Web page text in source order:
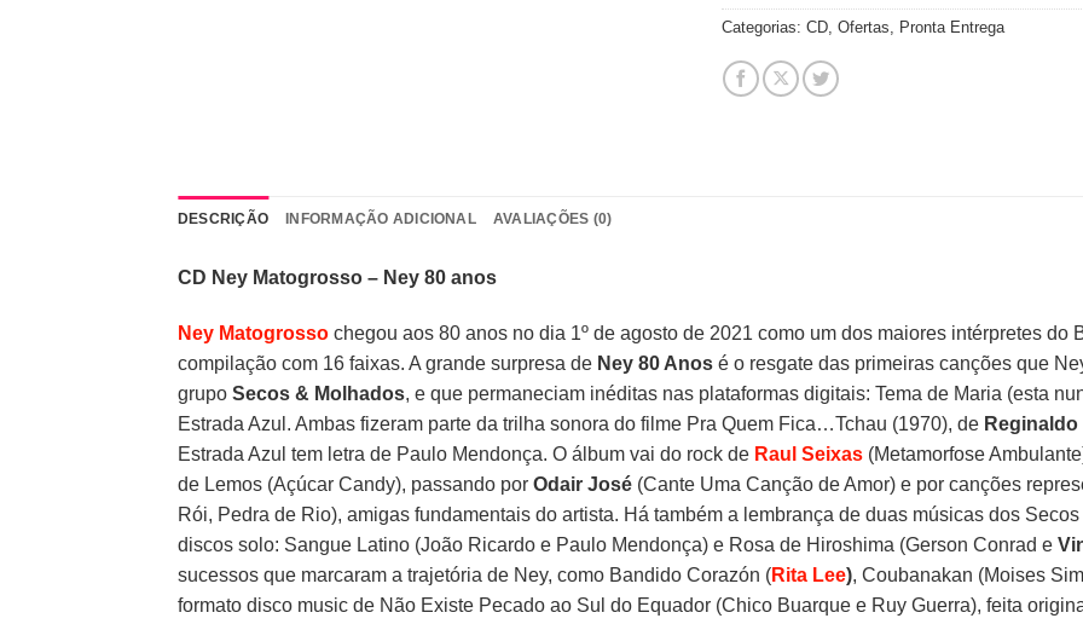
Categorias: CD Ofertas Pronta Entrega
DESCRIÇÃO INFORMAÇÃO ADICIONAL AVALIAÇÕES (0)
CD Ney Matogrosso – Ney 80 anos
Ney Matogrosso chegou aos 80 anos no dia 1º de agosto de 2021 como um dos maiores intérpretes
compilação com 16 faixas. A grande surpresa de Ney 80 Anos é o resgate das primeiras canções que
grupo Secos & Molhados, e que permaneciam inéditas nas plataformas digitais: Tema de Maria (esta
Estrada Azul. Ambas fizeram parte da trilha sonora do filme Pra Quem Fica…Tchau (1970), de Reginaldo
Estrada Azul tem letra de Paulo Mendonça. O álbum vai do rock de Raul Seixas (Metamorfose
de Lemos (Açúcar Candy), passando por Odair José (Cante Uma Canção de Amor) e por canções
Rói, Pedra de Rio), amigas fundamentais do artista. Há também a lembrança de duas músicas dos
discos solo: Sangue Latino (João Ricardo e Paulo Mendonça) e Rosa de Hiroshima (Gerson Conrad e
sucessos que marcaram a trajetória de Ney, como Bandido Corazón (Rita Lee), Coubanakan (Moises
formato disco music de Não Existe Pecado ao Sul do Equador (Chico Buarque e Ruy Guerra), feita